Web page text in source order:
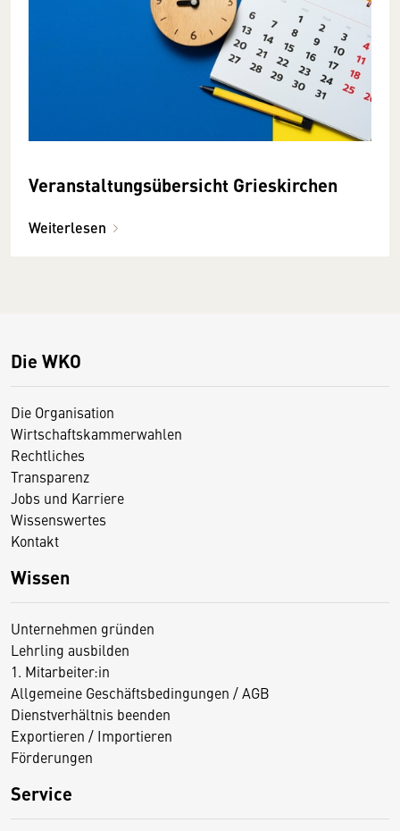
Veranstaltungsübersicht Grieskirchen
Weiterlesen
Die WKO
Die Organisation
Wirtschaftskammerwahlen
Rechtliches
Transparenz
Jobs und Karriere
Wissenswertes
Kontakt
Wissen
Unternehmen gründen
Lehrling ausbilden
1. Mitarbeiter:in
Allgemeine Geschäftsbedingungen / AGB
Dienstverhältnis beenden
Exportieren / Importieren
Förderungen
Service